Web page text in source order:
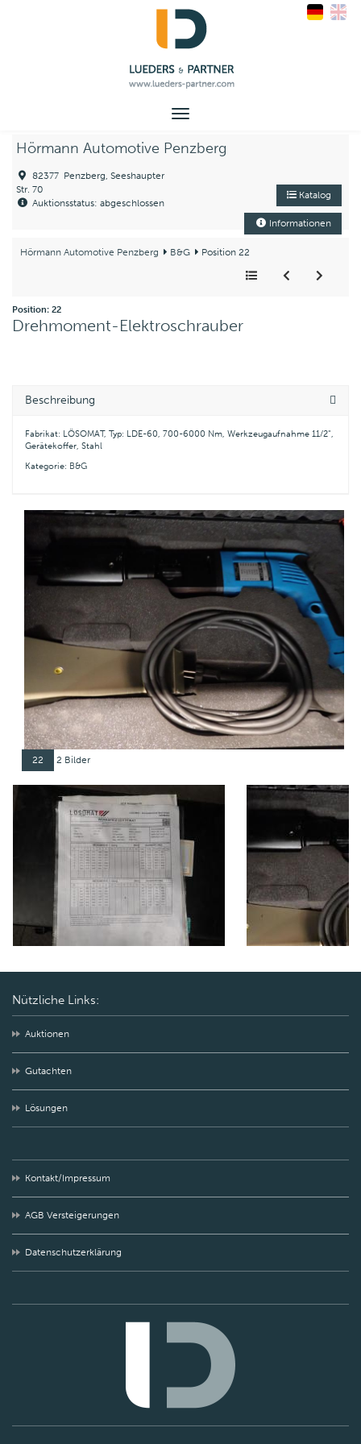
Toggle
Hörmann Automotive Penzberg
82377 Penzberg, Seeshaupter
Str. 70
Auktionsstatus: abgeschlossen
Katalog
Informationen
Hörmann Automotive Penzberg B&G Position 22
Position: 22
Drehmoment-Elektroschrauber
Beschreibung
Fabrikat: LÖSOMAT, Typ: LDE-60, 700-6000 Nm, Werkzeugaufnahme 11/2",
Gerätekoffer, Stahl
Kategorie: B&G
22 2 Bilder
Nützliche Links:
Auktionen
Gutachten
Lösungen
Kontakt/Impressum
AGB Versteigerungen
Datenschutzerklärung